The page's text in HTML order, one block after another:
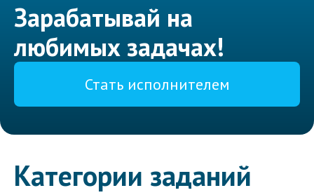
Зарабатывай на
любимых задачах!
Стать исполнителем
Категории заданий